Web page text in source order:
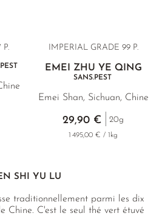
P. IMPERIAL GRADE 99 P.
EMEI ZHU YE QING
SANS.PEST
Emei Shan, Sichuan, Chine
29,90 € 20g
1 495,00 € / 1kg
SHI YU LU
traditionnellement parmi les dix
Chine. C'est le seul thé vert étuvé